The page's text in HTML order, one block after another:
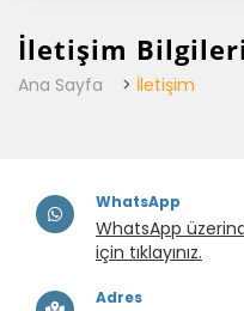
İletişim
Ana Sayfa > İletişim
WhatsApp
WhatsApp
için tıklayınız.
Adres